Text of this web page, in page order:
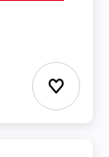
Ajouter